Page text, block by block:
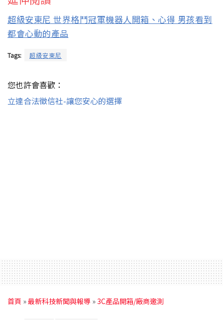
超級安東尼 世界格鬥冠軍機器人開箱、心得 男孩看到
都會心動的產品
Tags: 超級安東尼
您也許會喜歡：
立達合法徵信社-讓您安心的選擇
首頁 »最新科技新聞與報導 »3C產品開箱/廠商邀測